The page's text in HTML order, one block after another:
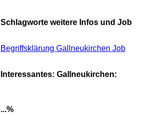
Schlagworte weitere Infos und Job
Begriffsklärung Gallneukirchen Job
Interessantes: Gallneukirchen:
...%